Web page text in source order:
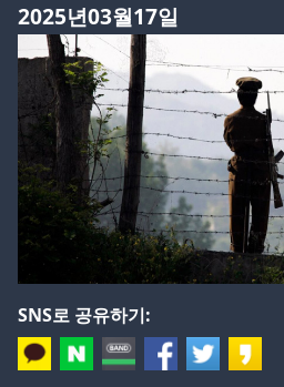
2025년03월17일
SNS로 공유하기: